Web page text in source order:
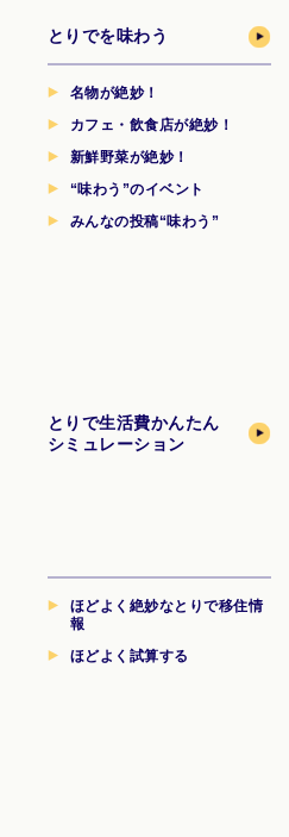
とりでを味わう
名物が絶妙！
カフェ・飲食店が絶妙！
新鮮野菜が絶妙！
“味わう”のイベント
みんなの投稿“味わう”
とりで生活費かんたん
シミュレーション
ほどよく絶妙なとりで移住情
報
ほどよく試算する